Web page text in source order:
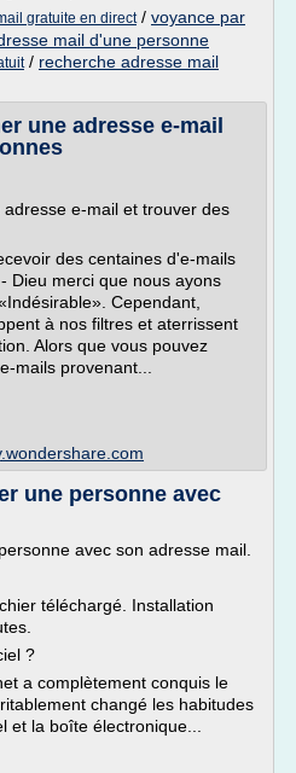
gratuite en direct/ voyance par
mail d'une personne
/ recherche adresse mail
une adresse e-mail
e-mail et trouver des
des centaines d'e-mails
Dieu merci que nous ayons
Cependant,
à nos filtres et aterrissent
Alors que vous pouvez
mails provenant...
une personne avec
avec son adresse mail.
téléchargé. Installation
?
a complètement conquis le
changé les habitudes
et la boîte électronique...